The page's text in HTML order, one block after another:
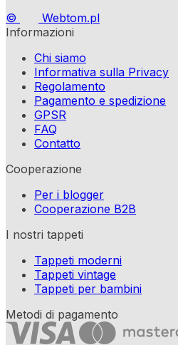
©
Webtom.pl
Informazioni
Chi siamo
Informativa sulla Privacy
Regolamento
Pagamento e spedizione
GPSR
FAQ
Contatto
Cooperazione
Per i blogger
Cooperazione B2B
I nostri tappeti
Tappeti moderni
Tappeti vintage
Tappeti per bambini
Metodi di pagamento